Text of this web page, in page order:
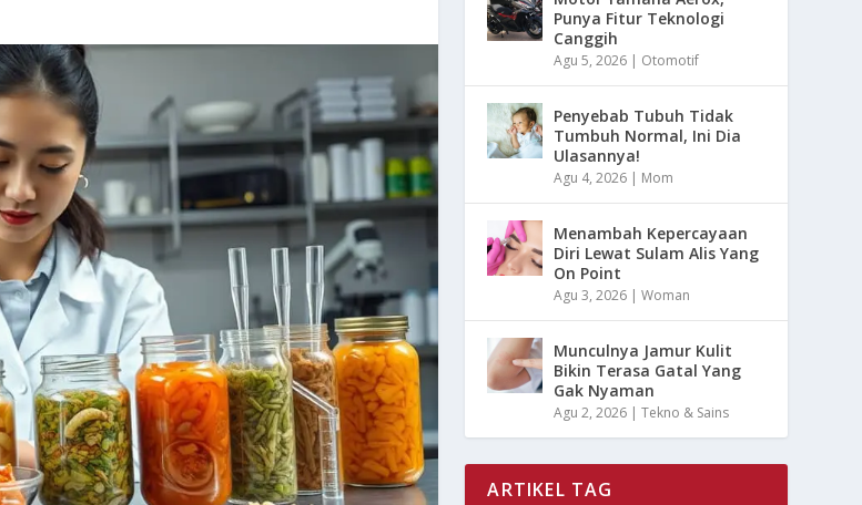
Punya Fitur Teknologi
Canggih
Agu 5, 2026 | Otomotif
Penyebab Tubuh Tidak
Tumbuh Normal, Ini Dia
Ulasannya!
Agu 4, 2026 | Mom
Menambah Kepercayaan
Diri Lewat Sulam Alis Yang
On Point
Agu 3, 2026 |Woman
Munculnya Jamur Kulit
Bikin Terasa Gatal Yang
Gak Nyaman
Agu 2, 2026 |Tekno & Sains
ARTIKEL TAG